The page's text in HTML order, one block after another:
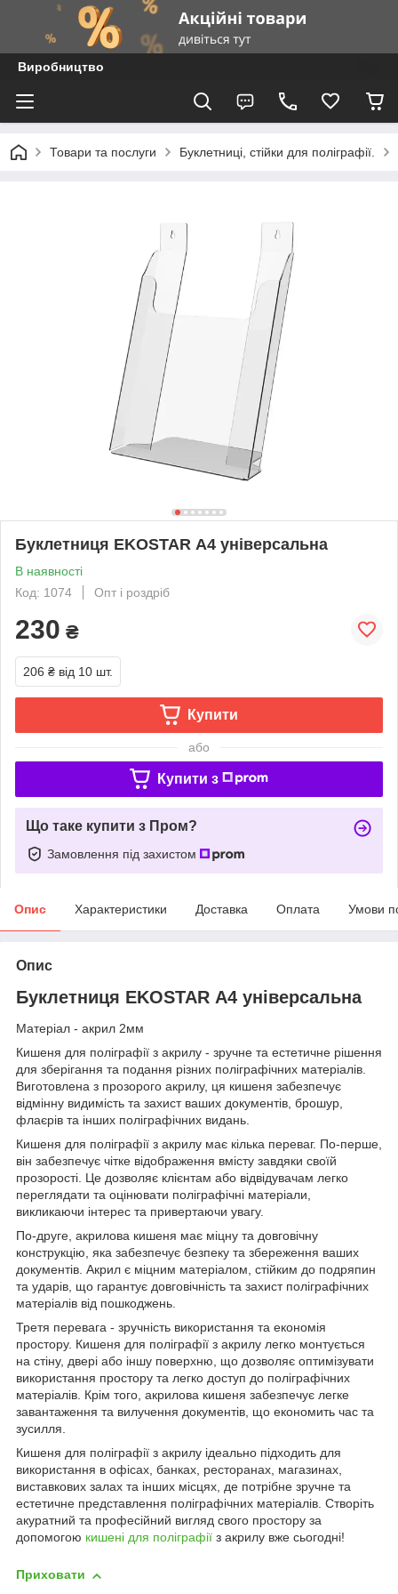
Виробництво
Товари та послуги Буклетниці, стійки для поліграфії.
Буклетниця EKOSTAR А4 універсальна
В наявності
Код: 1074
Опт і роздріб
230 ₴
206 ₴ від 10 шт.
Купити
або
Купити з
Що таке купити з Пром?
Замовлення під захистом
Опис Характеристики Доставка Оплата Умови
Опис
Буклетниця EKOSTAR А4 універсальна
Матеріал - акрил 2мм
Кишеня для поліграфії з акрилу - зручне та естетичне рішення
для зберігання та подання різних поліграфічних матеріалів.
Виготовлена з прозорого акрилу, ця кишеня забезпечує
відмінну видимість та захист ваших документів, брошур,
флаєрів та інших поліграфічних видань.
Кишеня для поліграфії з акрилу має кілька переваг. По-перше,
він забезпечує чітке відображення вмісту завдяки своїй
прозорості. Це дозволяє клієнтам або відвідувачам легко
переглядати та оцінювати поліграфічні матеріали,
викликаючи інтерес та привертаючи увагу.
По-друге, акрилова кишеня має міцну та довговічну
конструкцію, яка забезпечує безпеку та збереження ваших
документів. Акрил є міцним матеріалом, стійким до подряпин
та ударів, що гарантує довговічність та захист поліграфічних
матеріалів від пошкоджень.
Третя перевага - зручність використання та економія
простору. Кишеня для поліграфії з акрилу легко монтується
на стіну, двері або іншу поверхню, що дозволяє оптимізувати
використання простору та легко доступ до поліграфічних
матеріалів. Крім того, акрилова кишеня забезпечує легке
завантаження та вилучення документів, що економить час та
зусилля.
Кишеня для поліграфії з акрилу ідеально підходить для
використання в офісах, банках, ресторанах, магазинах,
виставкових залах та інших місцях, де потрібне зручне та
естетичне представлення поліграфічних матеріалів. Створіть
акуратний та професійний вигляд свого простору за
допомогою кишені для поліграфії з акрилу вже сьогодні!
Приховати